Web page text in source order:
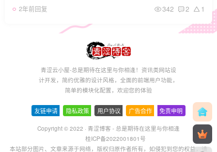
2年前回复 342 2 1
青涩云小屋-总是期待在这里与你相逢！资讯类网站设
计开发，简约优雅的设计风格，全面的前端用户功能，
简单的模块化配置，欢迎您的体验
友链申请 隐私政策 用户协议 广告合作 免责申明
Copyright © 2022 · 青涩博客 - 总是期待在这里与你相逢
桂ICP备2022001801号
本站部分图片、文章来源于网络，版权归原作者所有，如侵犯到您的权益，请